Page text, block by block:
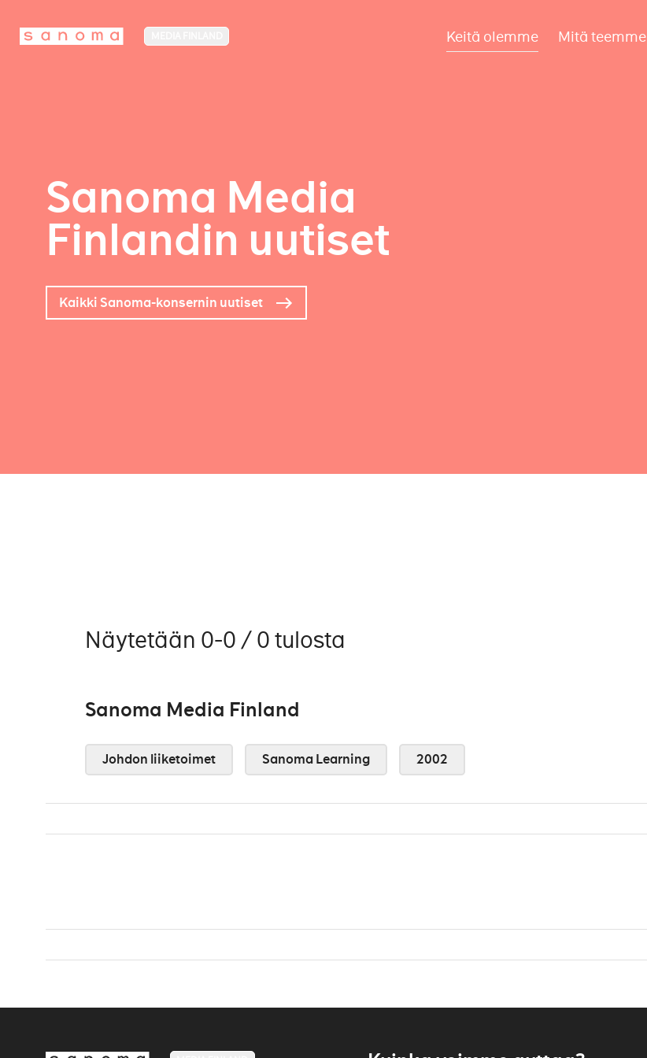
Keitä olemme Mitä teemme
Sanoma Media
Finlandin uutiset
Kaikki Sanoma-konsernin uutiset
Näytetään 0-0 / 0 tulosta
Sanoma Media Finland
Johdon liiketoimet Sanoma Learning 2002